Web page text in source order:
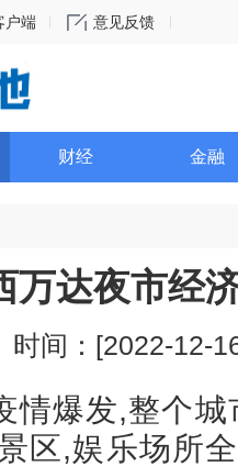
户端 意见反馈
财经 金融
万达夜市经
时间：[2022-12-
情爆发,整个
区,娱乐场所